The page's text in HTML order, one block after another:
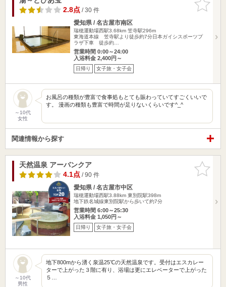
りに追加
2.8点/ 30 件
愛知県 / 名古屋市南区
瑞穂運動場西駅3.68km 笠寺駅296m
東海道本線 笠寺駅より徒歩約7分日本ガイシスポーツプ
ラザ下車 徒歩約…
営業時間 0:00～24:00
入浴料金 2,400円～
日帰り 女子旅・女子会
～10代
女性
お風呂の種類が豊富で食事処もとても賑わっていてすごくいいで
す。 漫画の種類も豊富で時間が足りないくらいです^_^
関連情報から探す
お気に入
りに追加
天然温泉 アーバンクア
4.1点/ 90 件
愛知県 / 名古屋市中区
瑞穂運動場西駅3.88km 東別院駅398m
地下鉄名城線東別院駅から歩いて約7分
営業時間 6:00～25:30
入浴料金 1,050円～
日帰り 女子旅・女子会
～10代
男性
地下800mから湧く泉温25℃の天然温泉です。受付はエスカレー
ターで上がった３階に有り、浴場は更にエレベーターで上がった
５…